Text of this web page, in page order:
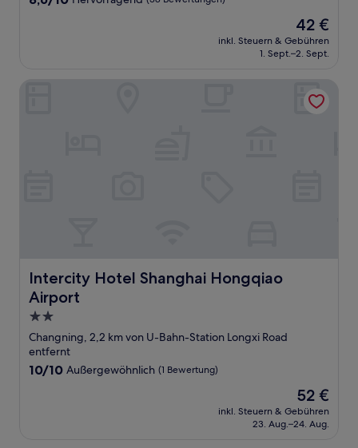
Der
Preis
beträgt
42 €
inkl. Steuern & Gebühren
1. Sept.–2. Sept.
Intercity Hotel Shanghai Hongqiao
Airport
Intercity Hotel Shanghai Hongqiao Airport
2.0-
Sterne-
Unterkunft
Changning, 2,2 km von U-Bahn-Station Longxi Road
entfernt
10.0
10/10 Außergewöhnlich (1 Bewertung)
Der
Preis
beträgt
52 €
inkl. Steuern & Gebühren
23. Aug.–24. Aug.